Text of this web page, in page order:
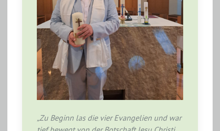
„Zu Beginn las die vier Evangelien und war